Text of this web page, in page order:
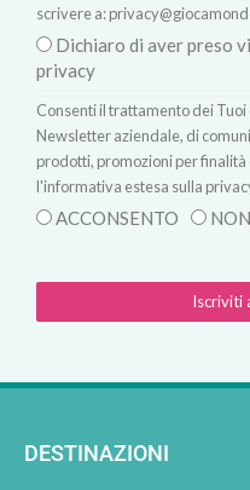
scrivere a:
Dichiaro di aver preso
privacy
Consenti il trattamento dei
Newsletter aziendale, di
prodotti, promozioni per
l'informativa estesa sulla
ACCONSENTO
Iscriviti
DESTINAZIONI